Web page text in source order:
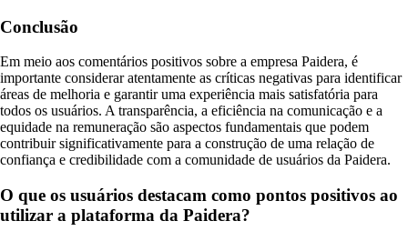
Conclusão
Em meio aos comentários positivos sobre a empresa Paidera, é
importante considerar atentamente as críticas negativas para identificar
áreas de melhoria e garantir uma experiência mais satisfatória para
todos os usuários. A transparência, a eficiência na comunicação e a
equidade na remuneração são aspectos fundamentais que podem
contribuir significativamente para a construção de uma relação de
confiança e credibilidade com a comunidade de usuários da Paidera.
O que os usuários destacam como pontos positivos ao
utilizar a plataforma da Paidera?